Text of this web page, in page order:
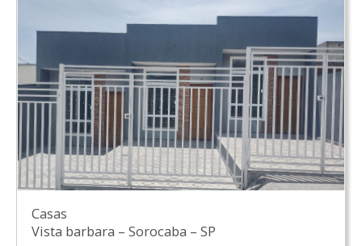
Casas
Vista barbara – Sorocaba – SP